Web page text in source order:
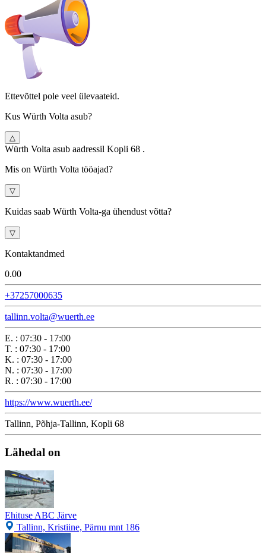
Ettevõttel pole veel ülevaateid.
Kus Würth Volta asub?
△
Würth Volta asub aadressil Kopli 68 .
Mis on Würth Volta tööajad?
▽
Kuidas saab Würth Volta-ga ühendust võtta?
▽
Kontaktandmed
0.00
+37257000635
tallinn.volta@wuerth.ee
E. : 07:30 - 17:00
T. : 07:30 - 17:00
K. : 07:30 - 17:00
N. : 07:30 - 17:00
R. : 07:30 - 17:00
https://www.wuerth.ee/
Tallinn, Põhja-Tallinn, Kopli 68
Lähedal on
Ehituse ABC Järve
Tallinn, Kristiine, Pärnu mnt 186